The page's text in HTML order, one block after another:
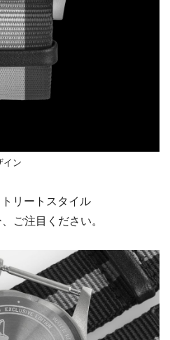
イン
リートスタイル
ご注目ください。